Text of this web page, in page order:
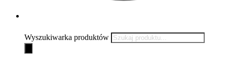
Wyszukiwarka produktów